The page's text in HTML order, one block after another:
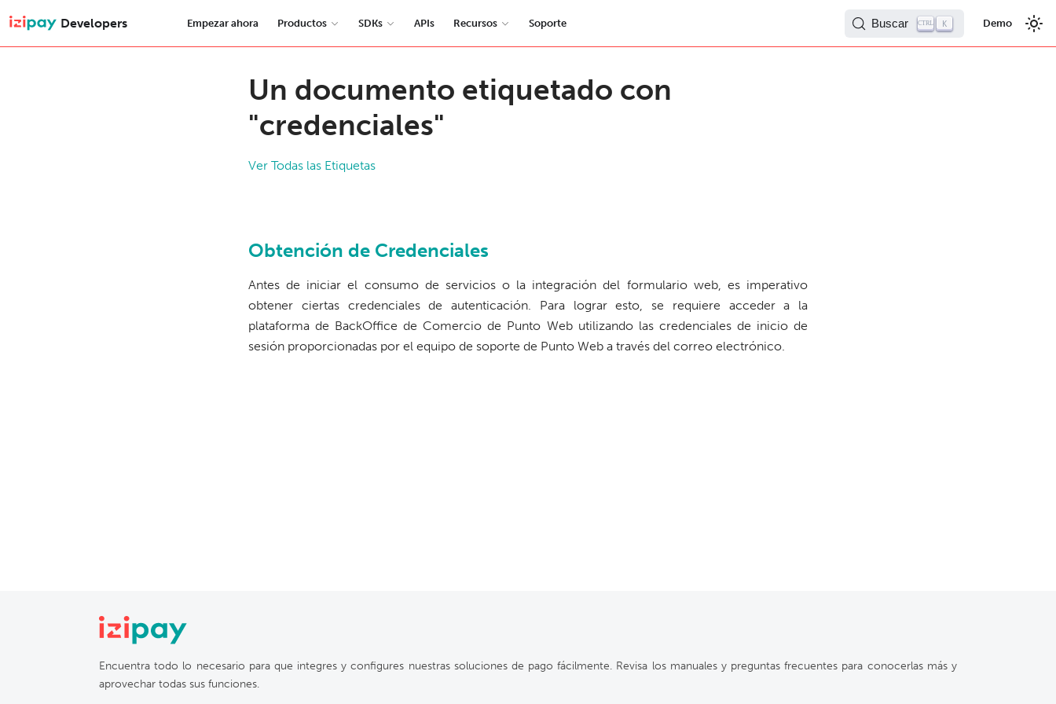
Developers Empezar ahora Productos SDKs APIs Recursos Soporte Buscar CTRL K Demo
Un documento etiquetado con
"credenciales"
Ver Todas las Etiquetas
Obtención de Credenciales
Antes de iniciar el consumo de servicios o la integración del formulario web, es imperativo
obtener ciertas credenciales de autenticación. Para lograr esto, se requiere acceder a la
plataforma de BackOffice de Comercio de Punto Web utilizando las credenciales de inicio de
sesión proporcionadas por el equipo de soporte de Punto Web a través del correo electrónico.
Encuentra todo lo necesario para que integres y configures nuestras soluciones de pago fácilmente. Revisa los manuales y preguntas frecuentes para conocerlas más y
aprovechar todas sus funciones.